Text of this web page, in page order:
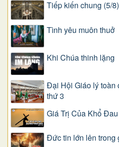
Tiếp kiến chung (5/8)
Tình yêu muôn thuở
Khi Chúa thinh lặng
Đại Hội Giáo lý toàn
thứ 3
Giá Trị Của Khổ
Đức tin lớn lên trong